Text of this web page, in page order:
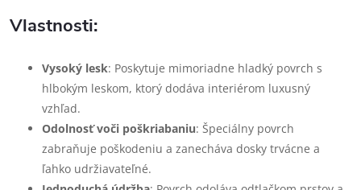
Vlastnosti:
Vysoký lesk: Poskytuje mimoriadne hladký povrch s
hlbokým leskom, ktorý dodáva interiérom luxusný
vzhľad.
Odolnosť voči poškriabaniu: Špeciálny povrch
zabraňuje poškodeniu a zanecháva dosky trvácne a
ľahko udržiavateľné.